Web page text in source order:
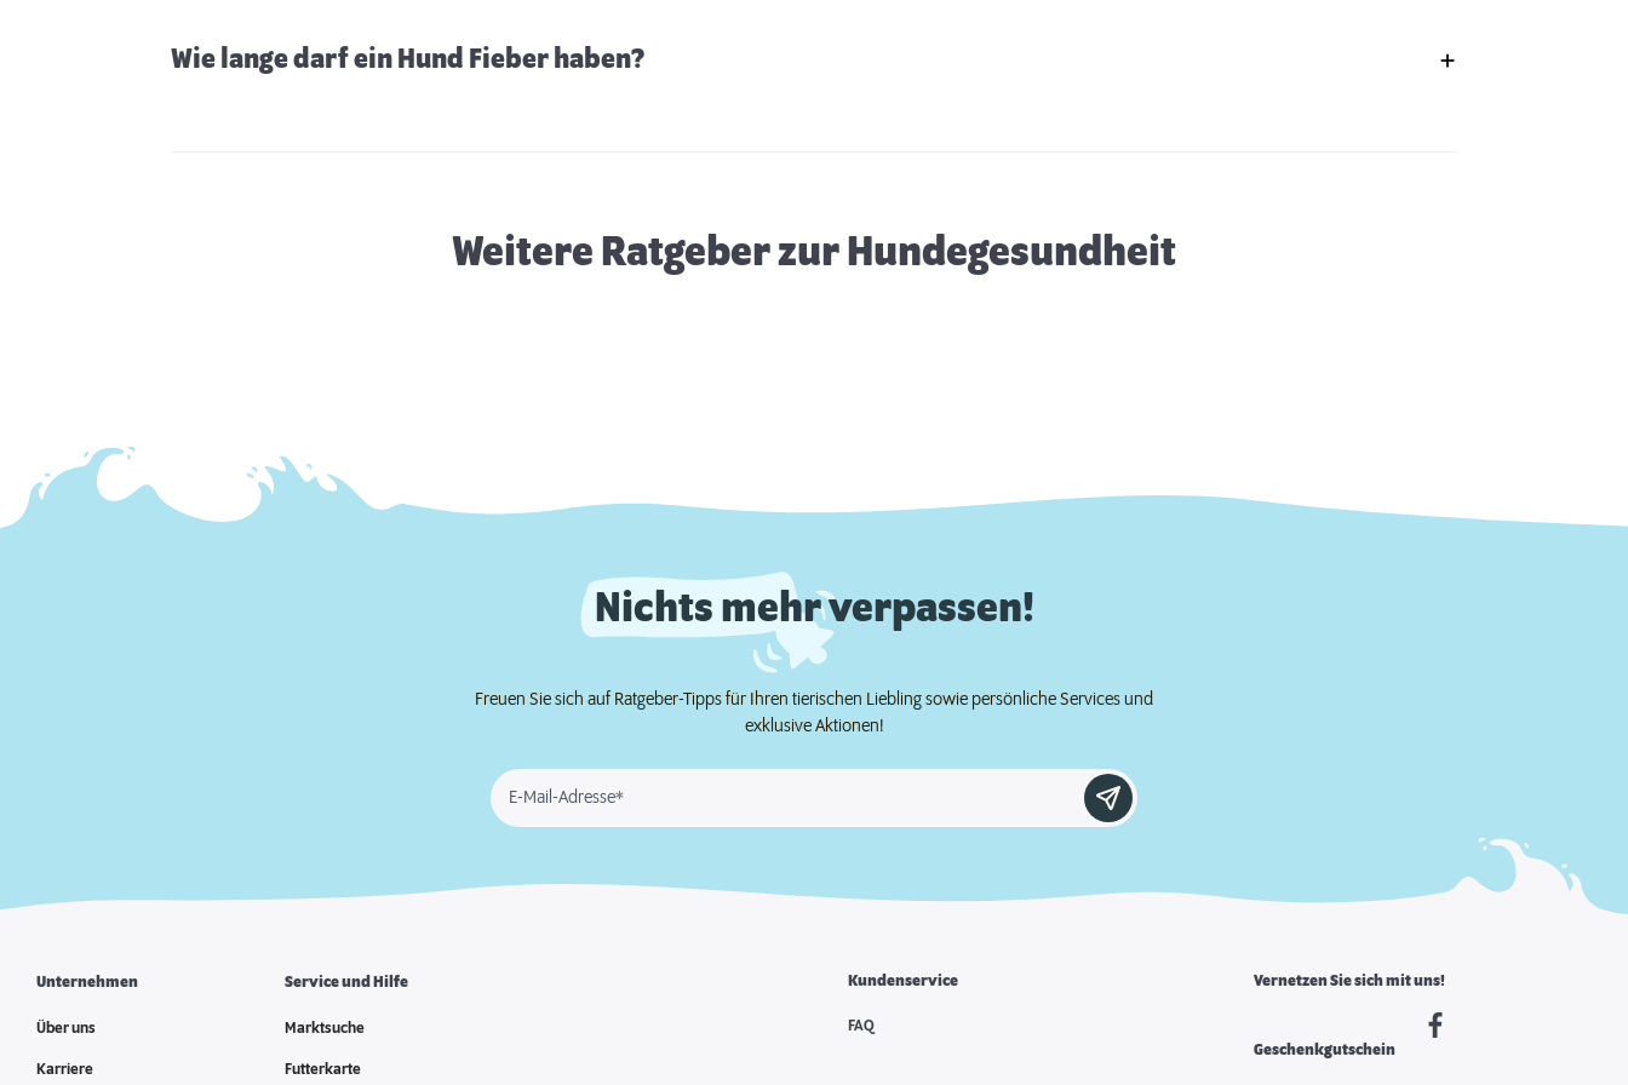
Wie lange darf ein Hund Fieber haben?
Weitere Ratgeber zur Hundegesundheit
Nichts mehr verpassen!
Freuen Sie sich auf Ratgeber-Tipps für Ihren tierischen Liebling sowie persönliche Services und
exklusive Aktionen!
E-Mail-Adresse*
Unternehmen
Über uns
Karriere
Service und Hilfe
Marktsuche
Futterkarte
Kundenservice
FAQ
Vernetzen Sie sich mit uns!
Geschenkgutschein